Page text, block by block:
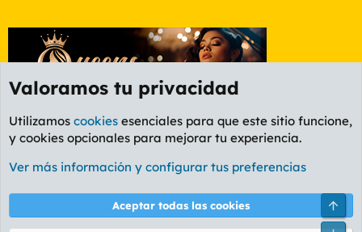
Foro General
Cookies
PL OLDSTYLE AMARILLO
Términos y reglas Política de privacidad Ayuda
Valoramos tu privacidad
Utilizamos cookies esenciales para que este sitio funcione,
y cookies opcionales para mejorar tu experiencia.
Ver más información y configurar tus preferencias
Aceptar todas las cookies